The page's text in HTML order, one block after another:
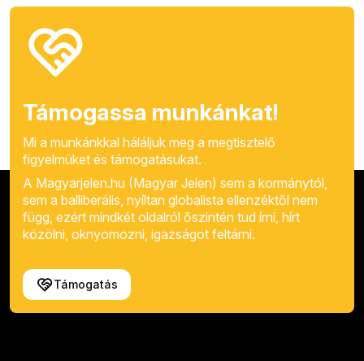
Támogassa munkánkat!
Mi a munkánkkal háláljuk meg a megtisztelő
figyelmüket és támogatásukat.
A Magyarjelen.hu (Magyar Jelen) sem a kormánytól,
sem a balliberális, nyíltan globalista ellenzéktől nem
függ, ezért mindkét oldalról őszintén tud írni, hírt
közölni, oknyomozni, igazságot feltárni.
Támogatás